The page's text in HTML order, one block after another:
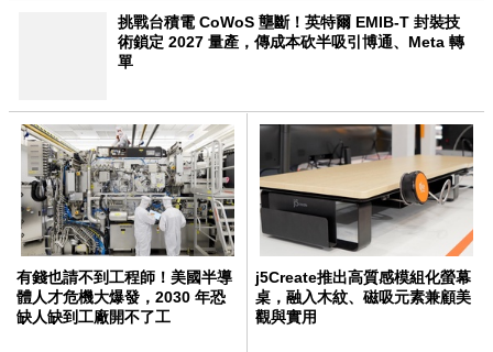
挑戰台積電 CoWoS 壟斷！英特爾 EMIB-T 封裝技
術鎖定 2027 量產，傳成本砍半吸引博通、Meta 轉
單
有錢也請不到工程師！美國半導
體人才危機大爆發，2030 年恐
缺人缺到工廠開不了工
j5Create推出高質感模組化螢幕
桌，融入木紋、磁吸元素兼顧美
觀與實用